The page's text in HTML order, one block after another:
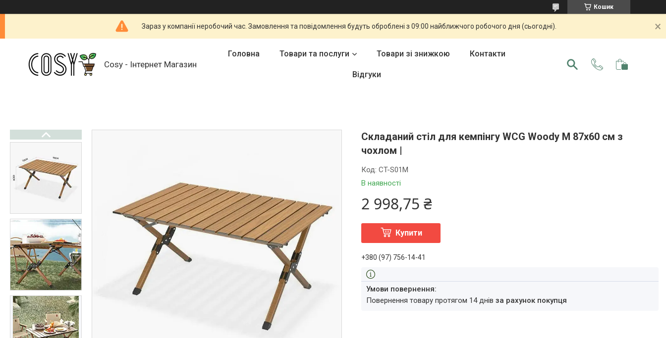
Кошик
Зараз у компанії неробочий час. Замовлення та повідомлення будуть оброблені з 09:00 найближчого робочого дня (сьогодні).
Cosy - Інтернет Магазин
Головна Товари та послуги Товари зі знижкою Контакти
Відгуки
Складаний стіл для кемпінгу WCG Woody M 87x60 см з
чохлом |
В наявності
Код:CT-S01M
2 998,75 ₴
Купити
+380 (97) 756-14-41
повернення товару протягом 14 днівза рахунок покупця